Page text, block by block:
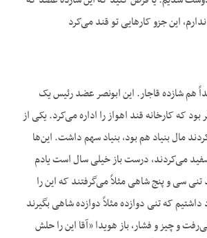
این جزو کارهایی تو قند می‌کرد
هم شازده قاجار. این ابونصر عضد رئیس یک
که کارخانه قند اهواز را اداره می‌کرد. یکی از
مال بنیاد هم بود، بنیاد سهم داشت. این‌ها
می‌کردند، درست باز خیلی سال است یادم
سی و پنج شاهی مثلاً می‌گرفتند که این را
که تنی دوازده مثلاً دوازده شاهی بگیرند
و چیز و فشار، باز هویدا «آقا این را حلش